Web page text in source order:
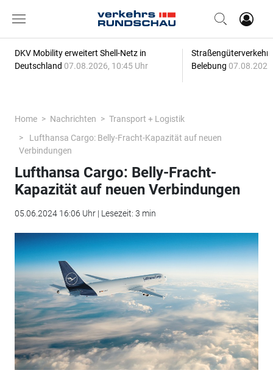
DKV Mobility erweitert Shell-Netz in
Deutschland 07.08.2026, 10:45 Uhr
Straßengüterverkehr
Belebung
Home Nachrichten
Transport + Logistik
Lufthansa Cargo: Belly-Fracht-Kapazität auf neuen
Verbindungen
Lufthansa Cargo: Belly-Fracht-
Kapazität auf neuen Verbindungen
05.06.2024 16:06 Uhr | Lesezeit: 3 min